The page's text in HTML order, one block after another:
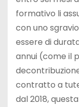
formativo li
con uno
essere di
annui (come il
contratto a
dal 2018,